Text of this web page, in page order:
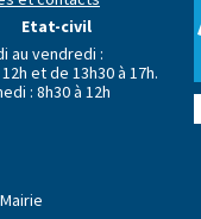
Etat-civil
au vendredi :
et de 13h30 à 17h.
: 8h30 à 12h